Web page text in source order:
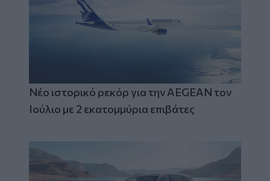
Νέο ιστορικό ρεκόρ για την AEGEAN τον
Ιούλιο με 2 εκατομμύρια επιβάτες